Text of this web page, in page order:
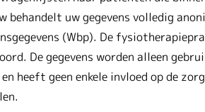
behandelt uw gegevens volledig
(Wbp). De
De gegevens worden alleen
heeft geen enkele invloed op de